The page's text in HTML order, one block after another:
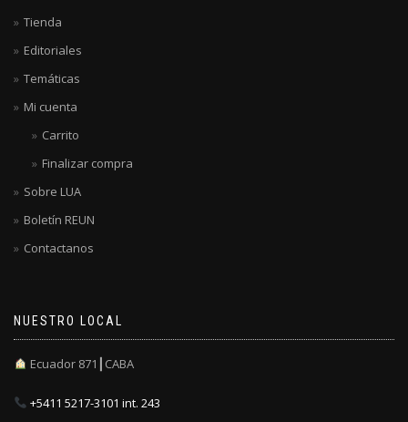
Tienda
Editoriales
Temáticas
Mi cuenta
Carrito
Finalizar compra
Sobre LUA
Boletín REUN
Contactanos
NUESTRO LOCAL
Ecuador 871┃CABA
+5411 5217-3101 int. 243